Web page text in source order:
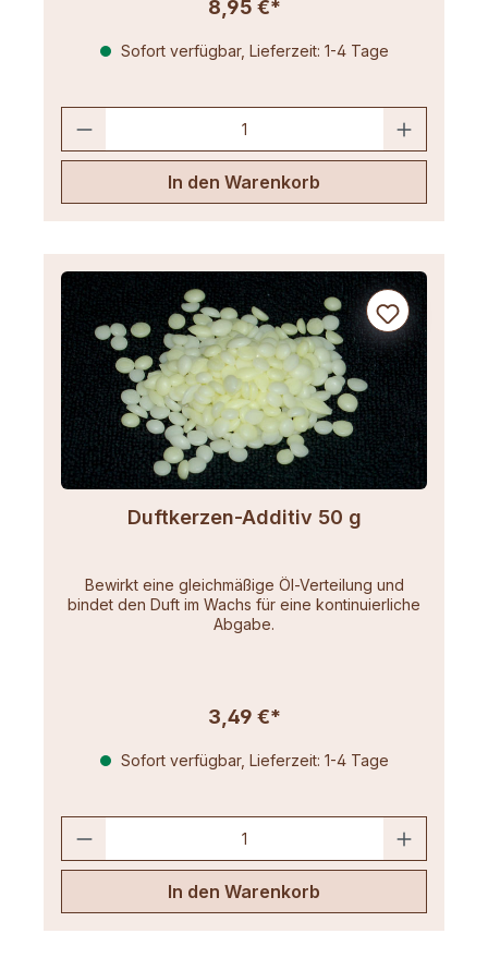
8,95 €*
Sofort verfügbar, Lieferzeit: 1-4 Tage
In den Warenkorb
Duftkerzen-Additiv 50 g
Bewirkt eine gleichmäßige Öl-Verteilung und
bindet den Duft im Wachs für eine kontinuierliche
Abgabe.
3,49 €*
Sofort verfügbar, Lieferzeit: 1-4 Tage
In den Warenkorb